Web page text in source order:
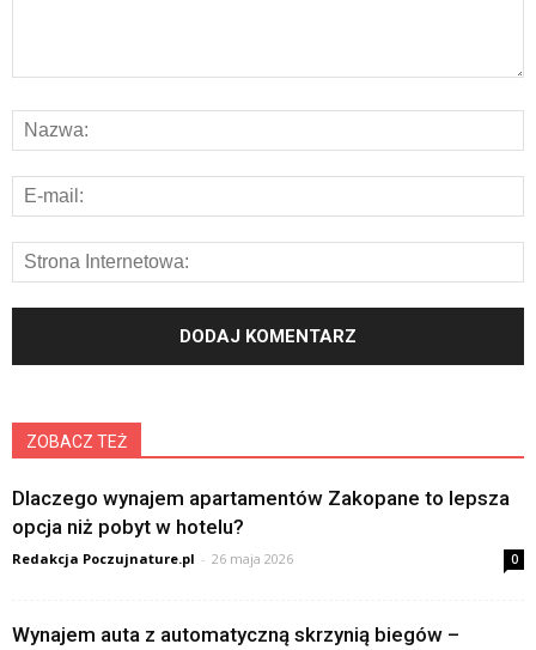
ZOBACZ TEŻ
Dlaczego wynajem apartamentów Zakopane to lepsza
opcja niż pobyt w hotelu?
Redakcja Poczujnature.pl - 26 maja 2026 0
Wynajem auta z automatyczną skrzynią biegów –